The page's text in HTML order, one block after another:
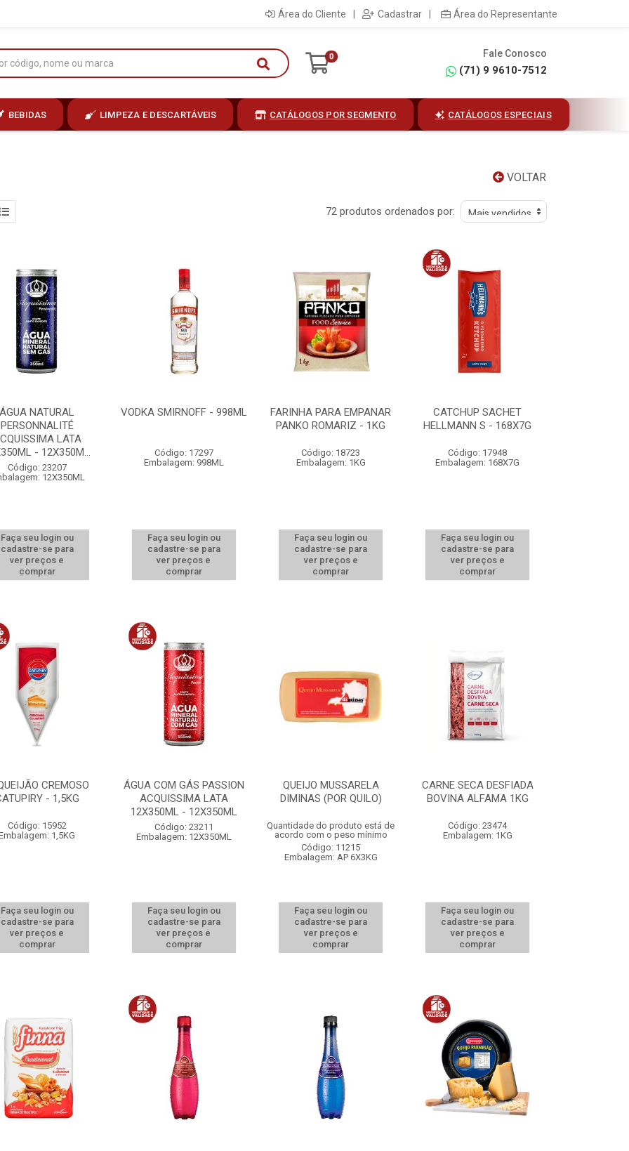
Área do Cliente | Cadastrar | Área do Representante
0 Fale Conosco
(71) 9 9610-7512
BEBIDAS LIMPEZA E DESCARTÁVEIS CATÁLOGOS POR SEGMENTO CATÁLOGOS ESPECIAIS
VOLTAR
72 produtos ordenados por:
ÁGUA NATURAL
PERSONNALITÉ
LATA
- 12X350M...
Código: 23207
12X350ML
Faça seu login ou
cadastre-se para
ver preços e
comprar
VODKA SMIRNOFF - 998ML
Código: 17297
Embalagem: 998ML
Faça seu login ou
cadastre-se para
ver preços e
comprar
FARINHA PARA EMPANAR
PANKO ROMARIZ - 1KG
Código: 18723
Embalagem: 1KG
Faça seu login ou
cadastre-se para
ver preços e
comprar
CATCHUP SACHET
HELLMANN S - 168X7G
Código: 17948
Embalagem: 168X7G
Faça seu login ou
cadastre-se para
ver preços e
comprar
CREMOSO
- 1,5KG
Código: 15952
1,5KG
Faça seu login ou
cadastre-se para
ver preços e
comprar
ÁGUA COM GÁS PASSION
ACQUISSIMA LATA
12X350ML - 12X350ML
Código: 23211
Embalagem: 12X350ML
Faça seu login ou
cadastre-se para
ver preços e
comprar
QUEIJO MUSSARELA
DIMINAS (POR QUILO)
Quantidade do produto está de
acordo com o peso mínimo
Código: 11215
Embalagem: AP 6X3KG
Faça seu login ou
cadastre-se para
ver preços e
comprar
CARNE SECA DESFIADA
BOVINA ALFAMA 1KG
Código: 23474
Embalagem: 1KG
Faça seu login ou
cadastre-se para
ver preços e
comprar